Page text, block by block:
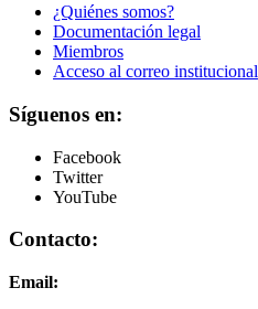
¿Quiénes somos?
Documentación legal
Miembros
Acceso al correo institucional
Síguenos en:
Facebook
Twitter
YouTube
Contacto:
Email: